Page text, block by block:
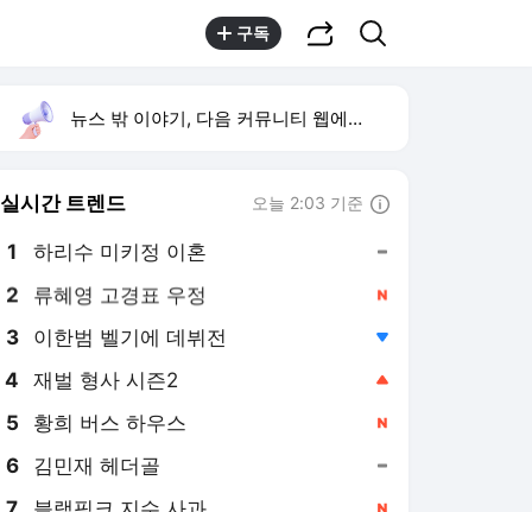
구독
뉴스 밖 이야기, 다음 커뮤니티 웹에서 보기
실시간 트렌드 오늘 2:03 기준
1 하리수 미키정 이혼
2 류혜영 고경표 우정
3 이한범 벨기에 데뷔전
4 재벌 형사 시즌2
5 황희 버스 하우스
6 김민재 헤더골